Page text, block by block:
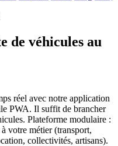
de véhicules au
réel avec notre application
PWA. Il suffit de brancher
Plateforme modulaire :
votre métier (transport,
collectivités, artisans).